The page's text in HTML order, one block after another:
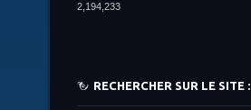
2,194,233
RECHERCHER SUR LE SITE :